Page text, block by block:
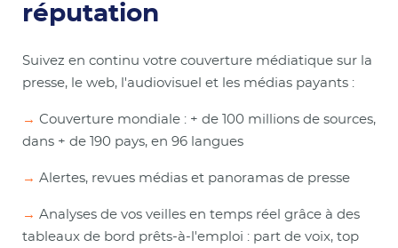
réputation
Suivez en continu votre couverture médiatique sur la
presse, le web, l'audiovisuel et les médias payants :
→ Couverture mondiale : + de 100 millions de sources,
dans + de 190 pays, en 96 langues
→ Alertes, revues médias et panoramas de presse
→ Analyses de vos veilles en temps réel grâce à des
tableaux de bord prêts-à-l'emploi : part de voix, top